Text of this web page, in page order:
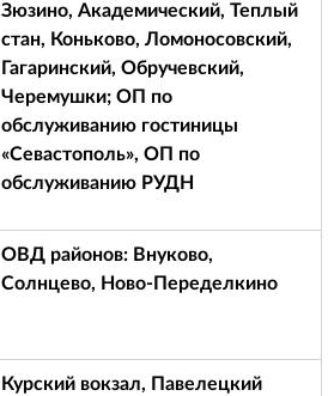
Зюзино, Академический, Теплый
стан, Коньково, Ломоносовский,
Гагаринский, Обручевский,
Черемушки; ОП по
обслуживанию гостиницы
«Севастополь», ОП по
обслуживанию РУДН
ОВД районов: Внуково,
Солнцево, Ново-Переделкино
Курский вокзал, Павелецкий